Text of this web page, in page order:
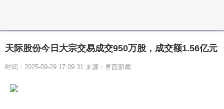
天际股份今日大宗交易成交950万股，成交额1.56亿元
时间：2025-09-29 17:09:31 来源：界面新闻